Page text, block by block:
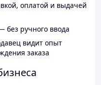
оплатой и выдачей
без ручного ввода
видит опыт
заказа